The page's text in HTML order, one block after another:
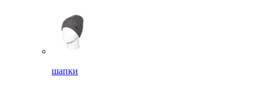
шапки